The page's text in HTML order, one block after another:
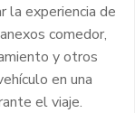
la experiencia de
comedor,
y otros
en una
el viaje.